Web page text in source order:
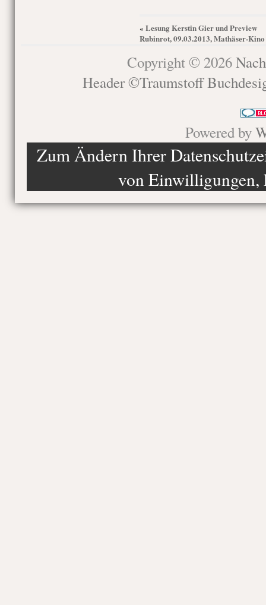
« Lesung Kerstin Gier und Preview
Rubinrot, 09.03.2013, Mathäser-Kino
Copyright © 2026
Header ©Traumstoff
Powered by
Zum Ändern Ihrer
von